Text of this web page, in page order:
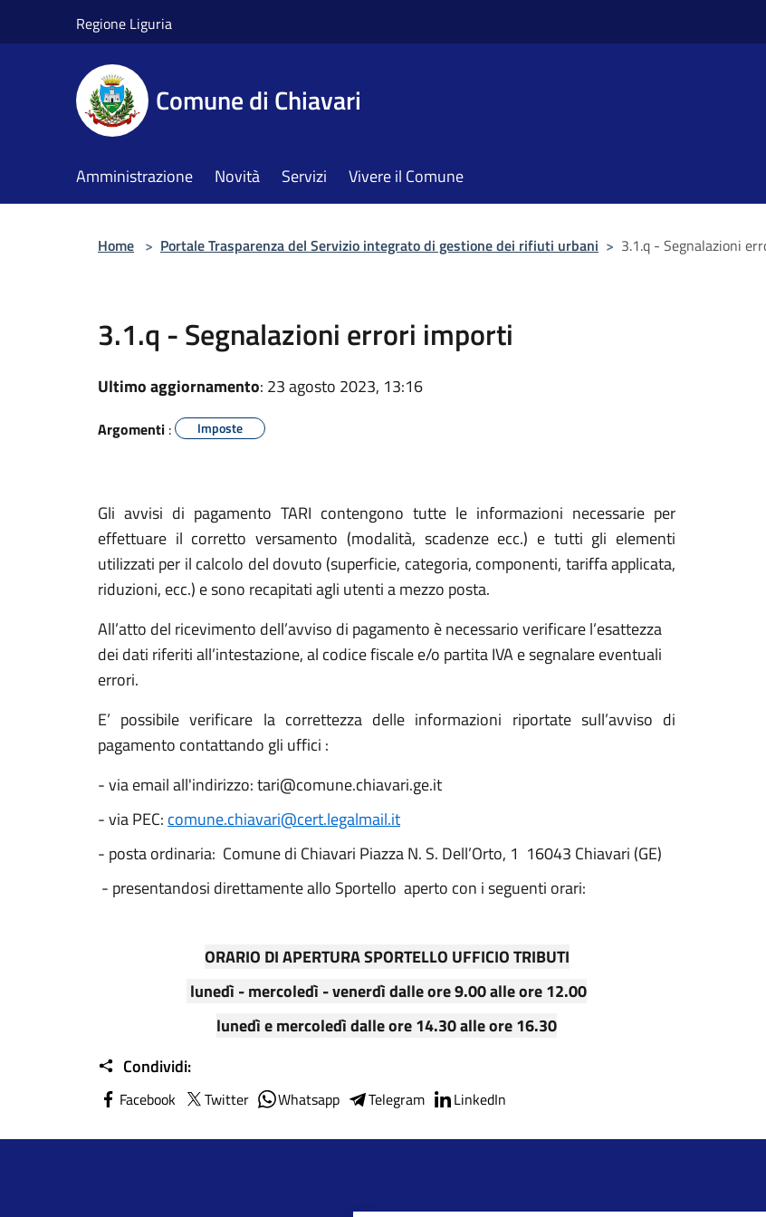
Regione Liguria
Comune di Chiavari
Amministrazione Novità Servizi Vivere il Comune
Home > Portale Trasparenza del Servizio integrato di gestione dei rifiuti urbani > 3.1.q - Segnalazioni
3.1.q - Segnalazioni errori importi
Ultimo aggiornamento: 23 agosto 2023, 13:16
Argomenti : Imposte
Gli avvisi di pagamento TARI contengono tutte le informazioni necessarie per
effettuare il corretto versamento (modalità, scadenze ecc.) e tutti gli elementi
utilizzati per il calcolo del dovuto (superficie, categoria, componenti, tariffa applicata,
riduzioni, ecc.) e sono recapitati agli utenti a mezzo posta.
All’atto del ricevimento dell’avviso di pagamento è necessario verificare l’esattezza
dei dati riferiti all’intestazione, al codice fiscale e/o partita IVA e segnalare eventuali
errori.
E’ possibile verificare la correttezza delle informazioni riportate sull’avviso di
pagamento contattando gli uffici :
- via email all'indirizzo: tari@comune.chiavari.ge.it
- via PEC: comune.chiavari@cert.legalmail.it
- posta ordinaria: Comune di Chiavari Piazza N. S. Dell’Orto, 1 16043 Chiavari (GE)
- presentandosi direttamente allo Sportello aperto con i seguenti orari:
ORARIO DI APERTURA SPORTELLO UFFICIO TRIBUTI
lunedì - mercoledì - venerdì dalle ore 9.00 alle ore 12.00
lunedì e mercoledì dalle ore 14.30 alle ore 16.30
Condividi:
Facebook Twitter Whatsapp Telegram LinkedIn